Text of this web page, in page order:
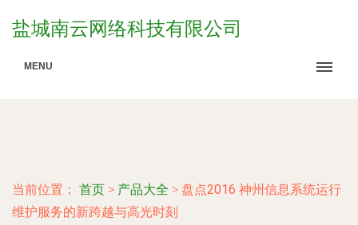
盐城南云网络科技有限公司
MENU
当前位置： 首页 > 产品大全 > 盘点2016 神州信息系统运行
维护服务的新跨越与高光时刻